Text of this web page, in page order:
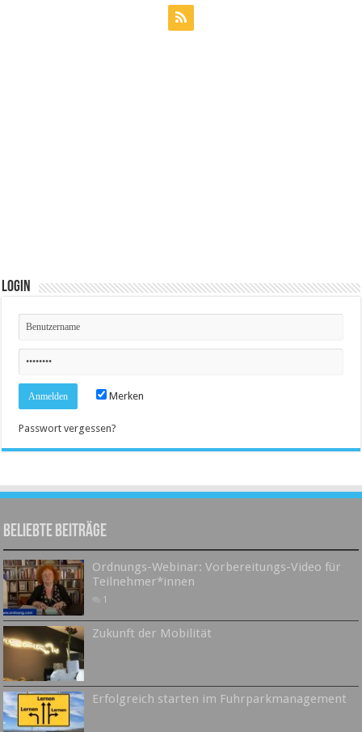
Login
Merken
Passwort vergessen?
Beliebte Beiträge
Ordnungs-Webinar: Vorbereitungs-Video für
Teilnehmer*innen
1
Zukunft der Mobilität
Erfolgreich starten im Fuhrparkmanagement